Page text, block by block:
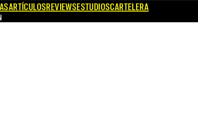
ARTÍCULOSREVIEWSESTUDIOSCARTELERA